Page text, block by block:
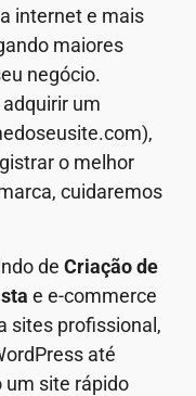
internet e mais
maiores
negócio.
um
o melhor
cuidaremos
de Criação de
e e-commerce
sites profissional,
até
um site rápido